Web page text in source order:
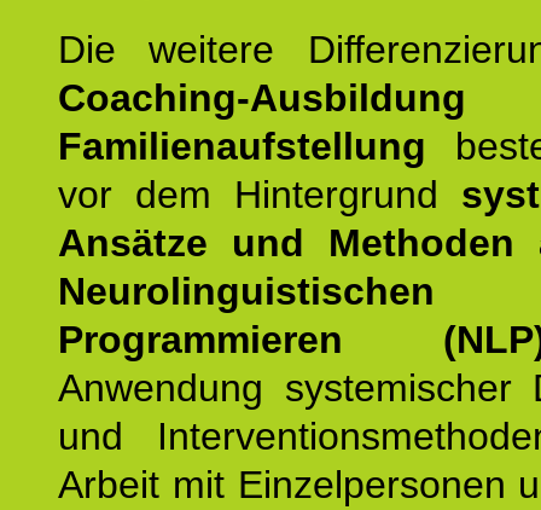
Die weitere
Coaching-Ausbildung
Familienaufstellung
vor dem Hintergrund
Ansätze und Methoden
Neurolinguistischen
Programmieren
Anwendung systemischer
und
Arbeit mit Einzelpersonen